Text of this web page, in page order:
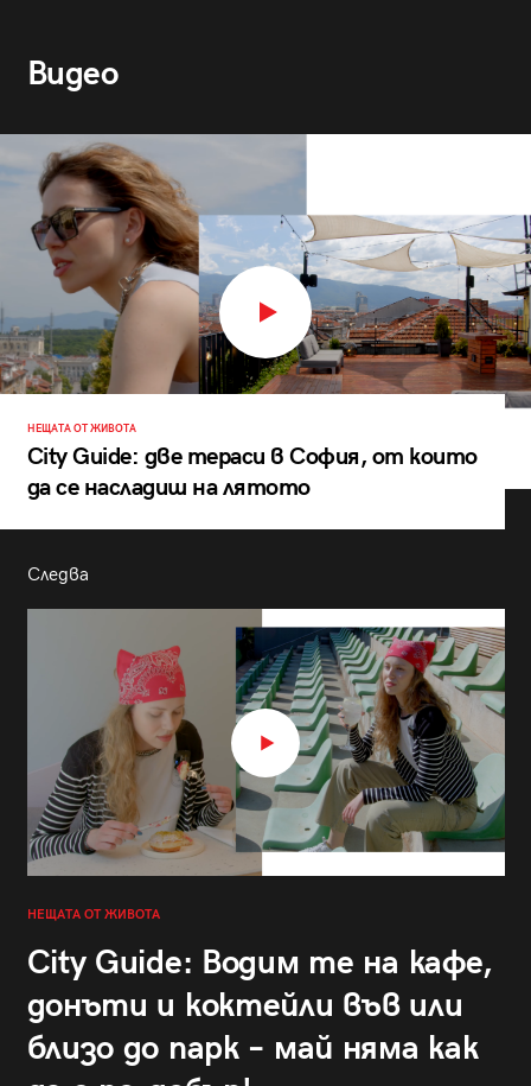
Видео
НЕЩАТА ОТ ЖИВОТА
City Guide: две тераси в София, от които
да се насладиш на лятото
Следва
НЕЩАТА ОТ ЖИВОТА
City Guide: Водим те на кафе,
донъти и коктейли във или
близо до парк – май няма как